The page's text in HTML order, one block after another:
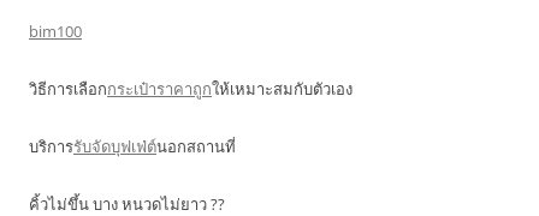
bim100
วิธีการเลือกกระเป๋าราคาถูกให้เหมาะสมกับตัวเอง
บริการรับจัดบุฟเฟ่ต์นอกสถานที่
คิ้วไม่ขึ้น บาง หนวดไม่ยาว ??